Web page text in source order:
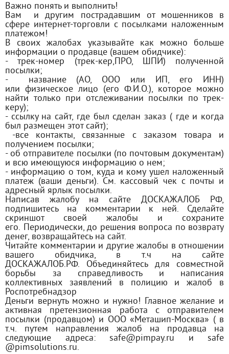
Важно понять и выполнить!
Вам и другим пострадавшим от мошенников в
сфере интернет-торговли с посылками наложенным
платежом!
В своих жалобах указывайте как можно больше
информации о продавце (вашем обидчике):
- трек-номер (трек-кер,ПРО, ШПИ) полученной
посылки;
- название (АО, ООО или ИП, его ИНН)
или физическое лицо (его Ф.И.О.), которое можно
найти только при отслеживании посылки по трек-
керу);
- ссылку на сайт, где был сделан заказ ( где и когда
был размещен этот сайт);
-все контакты, связанные с заказом товара и
получением посылки;
- об отправителе посылки (по почтовым документам)
и всю имеющуюся информацию о нем;
- информацию о том, куда и кому ушел наложенный
платеж (ваши деньги). См. кассовый чек с почты и
адресный ярлык посылки.
Написав жалобу на сайте ДОСКАЖАЛОБ РФ,
подпишитесь на комментарии к ней. Сделайте
скриншот своей жалобы и сохраните
его. Периодически, до решения вопроса по возврату
денег, возвращайтесь на сайт.
Читайте комментарии и другие жалобы в отношении
вашего обидчика, в т.ч на сайте
ДОСКАЖАЛОБ.РФ. Объединяйтесь для совместной
борьбы за справедливость и написания
коллективных заявлений в полицию и жалоб в
Роспотребнадзор
Деньги вернуть можно и нужно! Главное желание и
активная претензионная работа с отправителем
посылки (продавцом) и ООО «Меташип-Москва» ( в
т.ч. путем направления жалоб на продавца на
следующие адреса: safe@pimpay.ru и safe
@pimsolutions.ru.